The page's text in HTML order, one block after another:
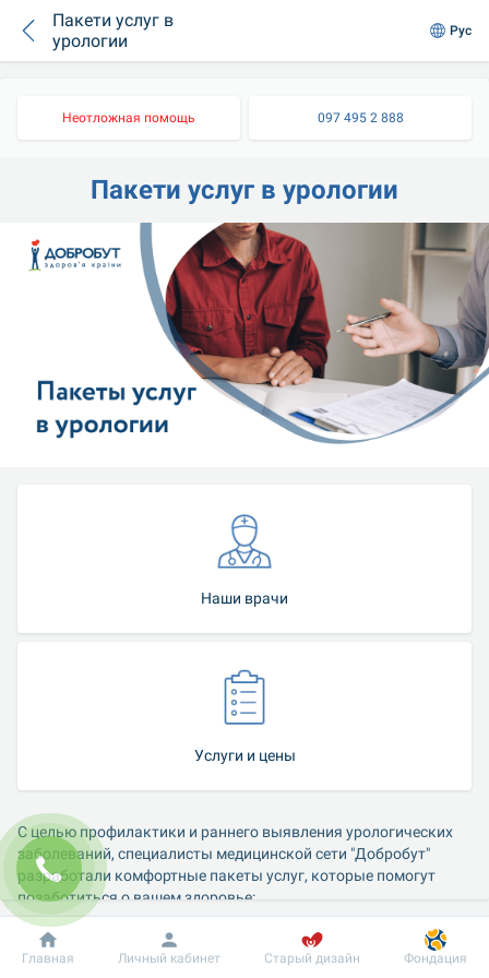
Пакети услуг в
урологии
Рус
Неотложная помощь 097 495 2 888
Пакети услуг в урологии
Наши врачи
Услуги и цены
С целью профилактики и раннего выявления урологических
заболеваний, специалисты медицинской сети "Добробут"
разработали комфортные пакеты услуг, которые помогут
позаботиться о вашем здоровье:
Комплекс услуг, входящих в пакет "Универсальный check-
Добробут Информация Пациенту
Главная Личный кабинет Старый дизайн Фондация